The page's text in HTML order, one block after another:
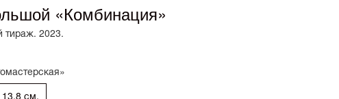
«Комбинация»
тираж. 2023.
см.